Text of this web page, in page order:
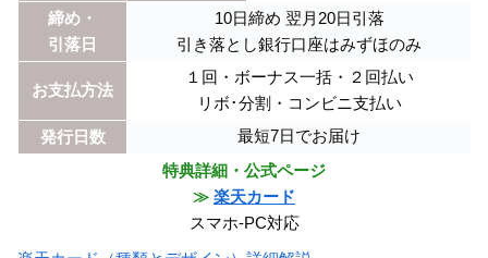
締め・
引落日
10日締め 翌月20日引落
引き落とし銀行口座はみずほのみ
お支払方法
１回・ボーナス一括・２回払い
リボ･分割・コンビニ支払い
発行日数
最短7日でお届け
特典詳細・公式ページ
≫ 楽天カード
スマホ-PC対応